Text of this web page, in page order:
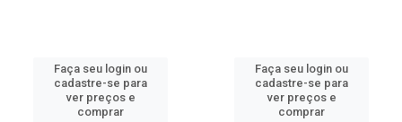
Faça seu login ou
cadastre-se para
ver preços e
comprar
Faça seu login ou
cadastre-se para
ver preços e
comprar